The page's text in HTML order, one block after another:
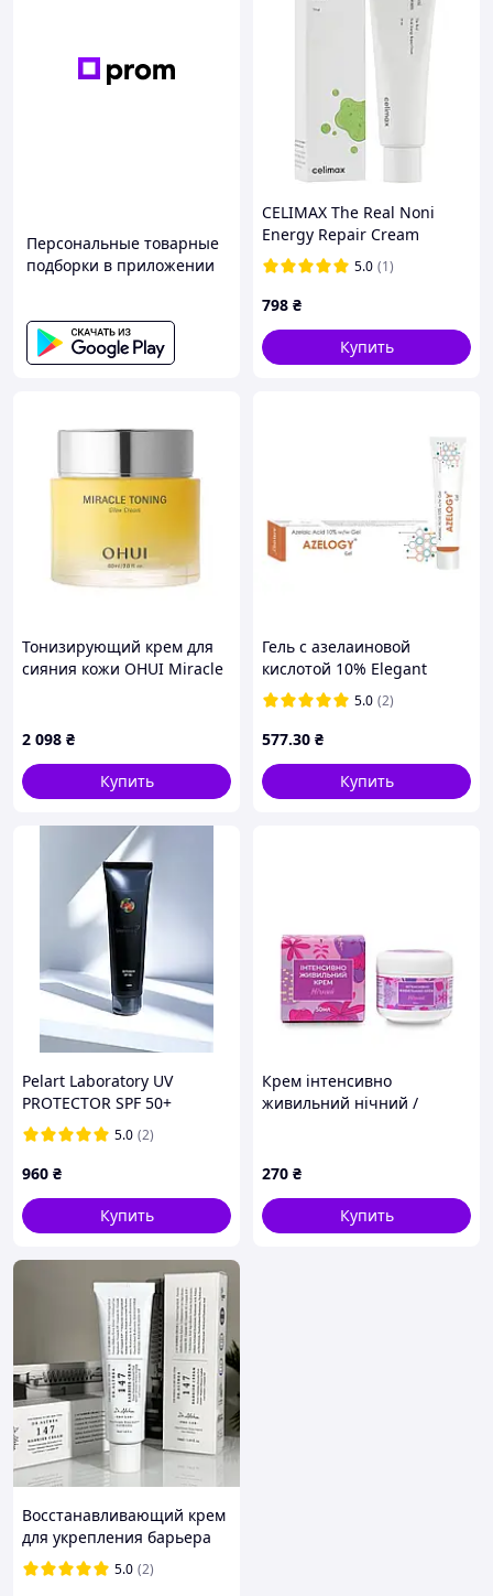
Персональные товарные
подборки в приложении
CELIMAX The Real Noni
Energy Repair Cream
Відновлюючий крем для
чутливої шкіри з ноні, 50
мл
5.0 (1)
798 ₴
Купить
Тонизирующий крем для
сияния кожи OHUI Miracle
2 098 ₴
Купить
Гель с азелаиновой
кислотой 10% Elegant
Azelogy Gel 5.0 (2)
577.30 ₴
Купить
Pelart Laboratory UV
PROTECTOR SPF 50+
Дневной защитный крем
SPF 50
5.0 (2)
960 ₴
Купить
Крем інтенсивно
живильний нічний /
270 ₴
Купить
Восстанавливающий крем
для укрепления барьера
кожи Dr. Althea 147 Barrier
Cream 50 ml
5.0 (2)